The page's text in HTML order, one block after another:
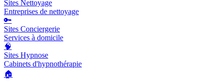
Sites Nettoyage
Entreprises de nettoyage
🔑
Sites Conciergerie
Services à domicile
🧠
Sites Hypnose
Cabinets d'hypnothérapie
🏠